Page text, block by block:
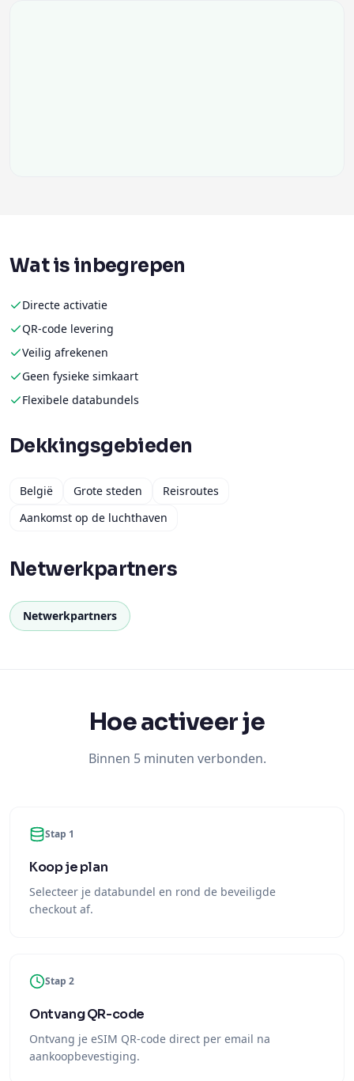
Wat is inbegrepen
Directe activatie
QR-code levering
Veilig afrekenen
Geen fysieke simkaart
Flexibele databundels
Dekkingsgebieden
België Grote steden
Reisroutes
Aankomst op de luchthaven
Netwerkpartners
Netwerkpartners
Hoe activeer je
Binnen 5 minuten verbonden.
Stap 1
Koop je plan
Selecteer je databundel en rond de beveiligde
checkout af.
Stap 2
Ontvang QR-code
Ontvang je eSIM QR-code direct per email na
aankoopbevestiging.